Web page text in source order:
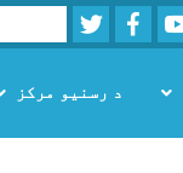
Youtube
Facebook
Twitter
Search
د رسنیو مرکز